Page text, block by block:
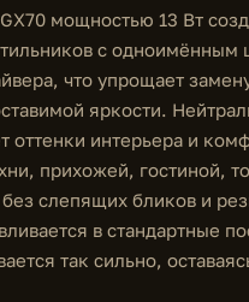
мощностью 13 Вт
с одноимённым
что упрощает
яркости.
оттенки интерьера и
прихожей, гостиной,
без слепящих бликов и
в стандартные
так сильно,